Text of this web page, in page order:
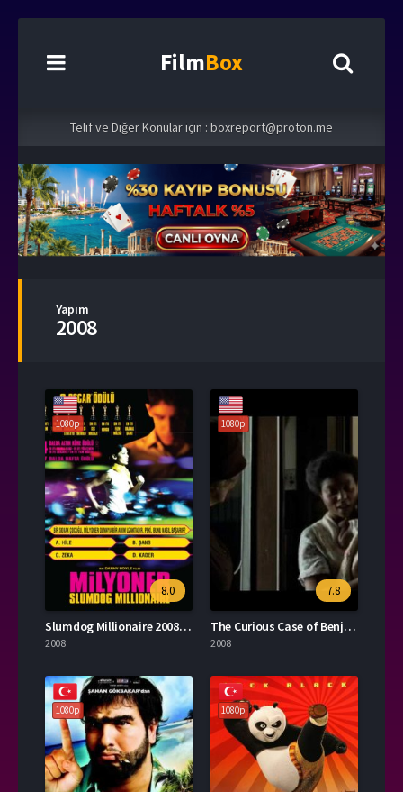
FilmBox
Telif ve Diğer Konular için : boxreport@proton.me
Yapım
2008
1080p
8.0
Slumdog Millionaire 2008 – Milyoner 1080p Turkce Altyazi izle
2008
1080p
7.8
The Curious Case of Benjamin Button 2008 – Benjamin Button’ın Tuhaf Hikayesi 1080p Turkce Altyazi izle
2008
1080p 1080p